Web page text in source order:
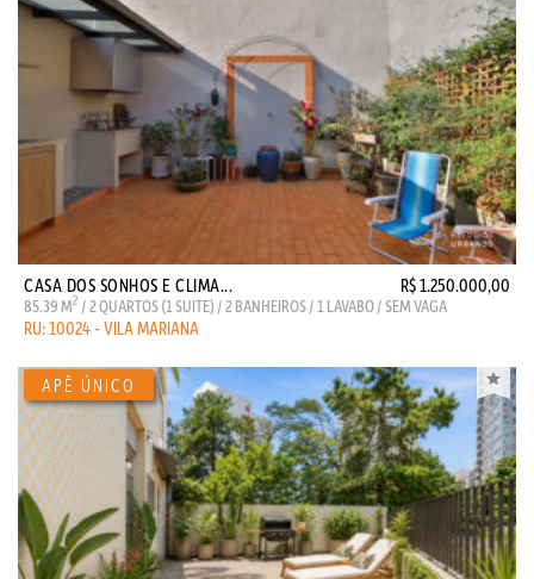
CASA DOS SONHOS E CLIMA... R$ 1.250.000,00
85.39 M2 / 2 QUARTOS (1 SUITE) / 2 BANHEIROS / 1 LAVABO / SEM VAGA
RU: 10024 - VILA MARIANA